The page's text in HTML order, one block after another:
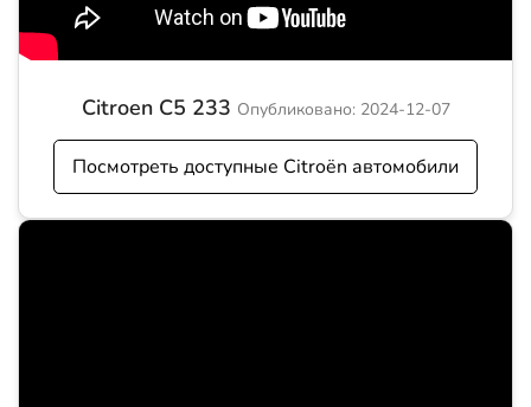
Citroen C5 233 Опубликовано: 2024-12-07
Посмотреть доступные Citroën автомобили